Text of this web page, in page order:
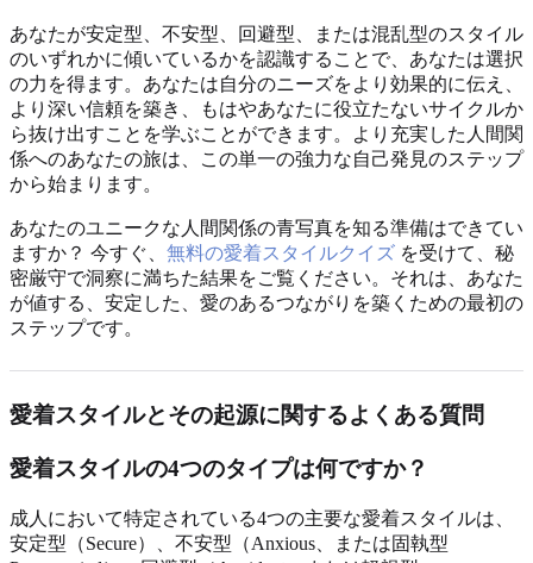
あなたが安定型、不安型、回避型、または混乱型のスタイル
のいずれかに傾いているかを認識することで、あなたは選択
の力を得ます。あなたは自分のニーズをより効果的に伝え、
より深い信頼を築き、もはやあなたに役立たないサイクルか
ら抜け出すことを学ぶことができます。より充実した人間関
係へのあなたの旅は、この単一の強力な自己発見のステップ
から始まります。
あなたのユニークな人間関係の青写真を知る準備はできてい
ますか？ 今すぐ、 無料の愛着スタイルクイズ を受けて、秘
密厳守で洞察に満ちた結果をご覧ください。それは、あなた
が値する、安定した、愛のあるつながりを築くための最初の
ステップです。
愛着スタイルとその起源に関するよくある質問
愛着スタイルの4つのタイプは何ですか？
成人において特定されている4つの主要な愛着スタイルは、
安定型（Secure）、不安型（Anxious、または固執型